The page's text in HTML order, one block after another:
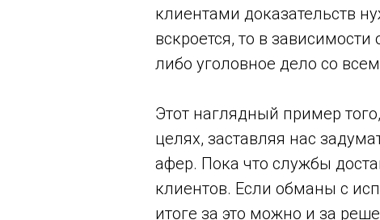
клиентами доказательств
вскроется, то в
либо уголовное дело со
Этот наглядный пример
целях, заставляя нас
афер. Пока что службы
клиентов. Если обманы с
итоге за это можно и за